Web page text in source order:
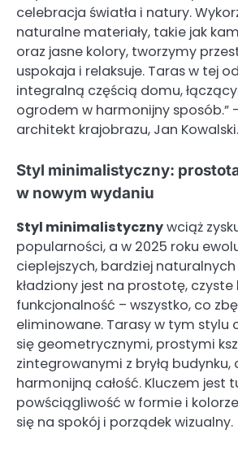
celebracja światła i natury.
naturalne materiały, takie jak
oraz jasne kolory, tworzymy
uspokaja i relaksuje. Taras w tej
integralną częścią domu,
ogrodem w harmonijny sposób.”
architekt krajobrazu, Jan Kowalski.
Styl minimalistyczny:
w nowym wydaniu
Styl minimalistycznywciąż
popularności, a w 2025 roku
cieplejszych, bardziej
kładziony jest na prostotę, czyste
funkcjonalność – wszystko, co
eliminowane. Tarasy w tym stylu
się geometrycznymi, prostymi
zintegrowanymi z bryłą budynku,
harmonijną całość. Kluczem jest
powściągliwość w formie i
się na spokój i porządek wizualny.